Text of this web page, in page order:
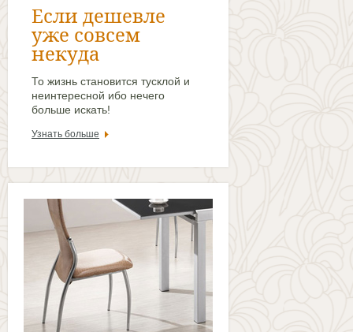
Если дешевле
уже совсем
некуда
То жизнь становится тусклой и
неинтересной ибо нечего
больше искать!
Узнать больше